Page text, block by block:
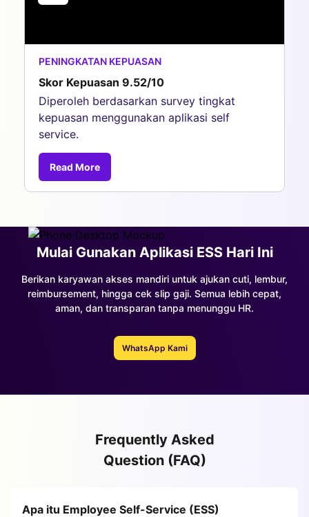
PENINGKATAN KEPUASAN
Skor Kepuasan 9.52/10
Diperoleh berdasarkan survey tingkat
kepuasan menggunakan aplikasi self
service.
Read More
Mulai Gunakan Aplikasi ESS Hari Ini
Berikan karyawan akses mandiri untuk ajukan cuti, lembur,
reimbursement, hingga cek slip gaji. Semua lebih cepat,
aman, dan transparan tanpa menunggu HR.
WhatsApp Kami
Frequently Asked
Question (FAQ)
Apa itu Employee Self-Service (ESS)